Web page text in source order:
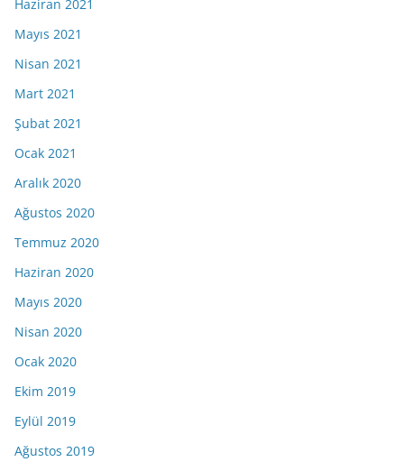
Haziran 2021
Mayıs 2021
Nisan 2021
Mart 2021
Şubat 2021
Ocak 2021
Aralık 2020
Ağustos 2020
Temmuz 2020
Haziran 2020
Mayıs 2020
Nisan 2020
Ocak 2020
Ekim 2019
Eylül 2019
Ağustos 2019